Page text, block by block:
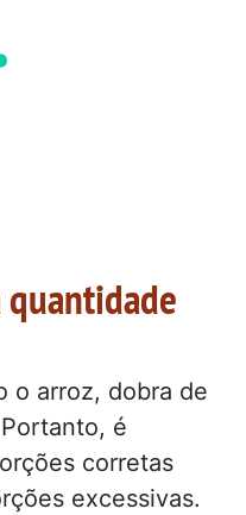
quantidade
o arroz, dobra de
é
corretas
excessivas.